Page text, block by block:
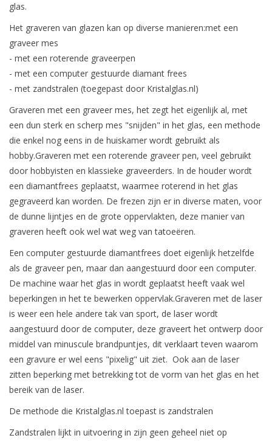
glas.
Het graveren van glazen kan op diverse manieren:met een
graveer mes
- met een roterende graveerpen
- met een computer gestuurde diamant frees
- met zandstralen (toegepast door Kristalglas.nl)
Graveren met een graveer mes, het zegt het eigenlijk al, met
een dun sterk en scherp mes "snijden" in het glas, een methode
die enkel nog eens in de huiskamer wordt gebruikt als
hobby.Graveren met een roterende graveer pen, veel gebruikt
door hobbyisten en klassieke graveerders. In de houder wordt
een diamantfrees geplaatst, waarmee roterend in het glas
gegraveerd kan worden. De frezen zijn er in diverse maten, voor
de dunne lijntjes en de grote oppervlakten, deze manier van
graveren heeft ook wel wat weg van tatoeëren.
Een computer gestuurde diamantfrees doet eigenlijk hetzelfde
als de graveer pen, maar dan aangestuurd door een computer.
De machine waar het glas in wordt geplaatst heeft vaak wel
beperkingen in het te bewerken oppervlak.Graveren met de laser
is weer een hele andere tak van sport, de laser wordt
aangestuurd door de computer, deze graveert het ontwerp door
middel van minuscule brandpuntjes, dit verklaart teven waarom
een gravure er wel eens "pixelig" uit ziet. Ook aan de laser
zitten beperking met betrekking tot de vorm van het glas en het
bereik van de laser.
De methode die Kristalglas.nl toepast is zandstralen
Zandstralen lijkt in uitvoering in zijn geen geheel niet op